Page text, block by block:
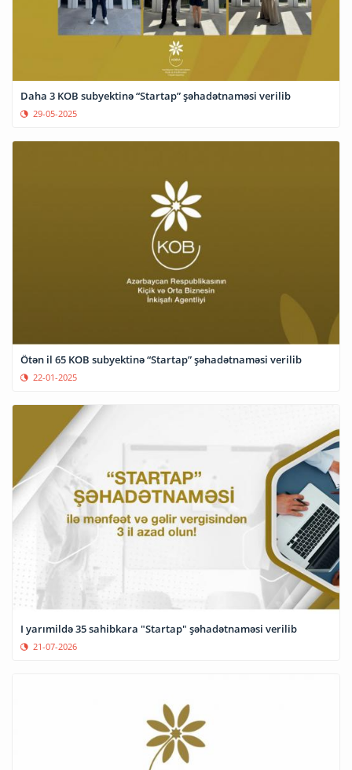
Daha 3 KOB subyektinə “Startap” şəhadətnaməsi verilib
29-05-2025
Ötən il 65 KOB subyektinə “Startap” şəhadətnaməsi verilib
22-01-2025
I yarımildə 35 sahibkara "Startap" şəhadətnaməsi verilib
21-07-2026